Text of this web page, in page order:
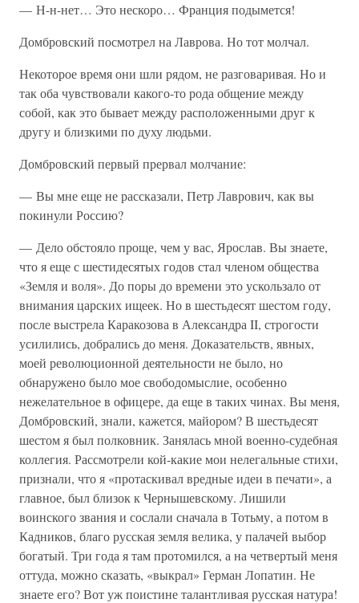
— Н-н-нет… Это нескоро… Франция подымется!
Домбровский посмотрел на Лаврова. Но тот молчал.
Некоторое время они шли рядом, не разговаривая. Но и
так оба чувствовали какого-то рода общение между
собой, как это бывает между расположенными друг к
другу и близкими по духу людьми.
Домбровский первый прервал молчание:
— Вы мне еще не рассказали, Петр Лаврович, как вы
покинули Россию?
— Дело обстояло проще, чем у вас, Ярослав. Вы знаете,
что я еще с шестидесятых годов стал членом общества
«Земля и воля». До поры до времени это ускользало от
внимания царских ищеек. Но в шестьдесят шестом году,
после выстрела Каракозова в Александра II, строгости
усилились, добрались до меня. Доказательств, явных,
моей революционной деятельности не было, но
обнаружено было мое свободомыслие, особенно
нежелательное в офицере, да еще в таких чинах. Вы меня,
Домбровский, знали, кажется, майором? В шестьдесят
шестом я был полковник. Занялась мной военно-судебная
коллегия. Рассмотрели кой-какие мои нелегальные стихи,
признали, что я «протаскивал вредные идеи в печати», а
главное, был близок к Чернышевскому. Лишили
воинского звания и сослали сначала в Тотьму, а потом в
Кадников, благо русская земля велика, у палачей выбор
богатый. Три года я там протомился, а на четвертый меня
оттуда, можно сказать, «выкрал» Герман Лопатин. Не
знаете его? Вот уж поистине талантливая русская натура!